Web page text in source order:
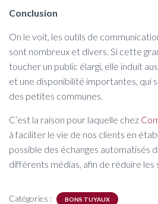
Conclusion
On le voit, les outils de
sont nombreux et divers. Si cette
toucher un public élargi, elle induit
et une disponibilité importantes, qui
des petites communes.
C’est la raison pour laquelle chez
à faciliter le vie de nos clients en
possible des échanges automatisés
différents médias, afin de réduire les
Catégories : BONS TUYAUX